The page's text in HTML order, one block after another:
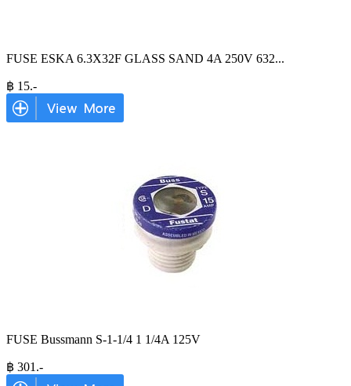
FUSE ESKA 6.3X32F GLASS SAND 4A 250V 632...
฿ 15.-
FUSE Bussmann S-1-1/4 1 1/4A 125V
฿ 301 .-